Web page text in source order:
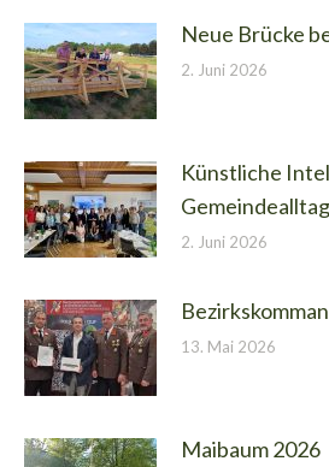
Neue Brücke
2. Juni 2026
Künstliche
Gemeindealltag
2. Juni 2026
13. Mai 2026
Maibaum 2026